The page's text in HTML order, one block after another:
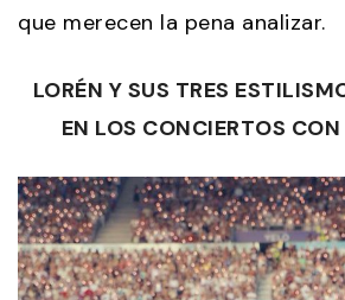
que merecen la pena analizar.
LORÉN Y SUS TRES
EN LOS CONCIERTOS